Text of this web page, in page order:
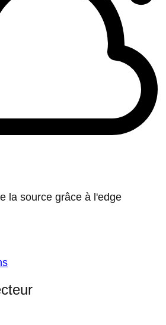
la source grâce à l'edge